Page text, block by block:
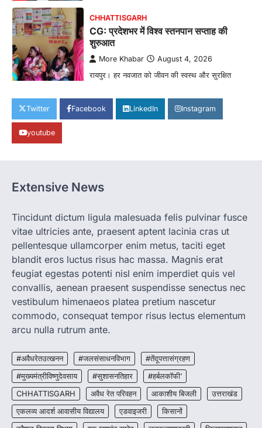
CHHATTISGARH
CG: प्रदेशभर में विश्व स्तनपान सप्ताह की
शुरुआत
More Khabar August 4, 2026
रायपुर। हर नवजात को जीवन की स्वस्थ और सुरक्षित
1
BIG NEWS
आश्रय देने, गौ-संरक्षण को बढ़ावा देने…
2
CHHATTISGARH
CG: अब नहीं थकेंगे बेटियों के कदम,सरस्वती
साइकिल योजना ने दी सपनों को नई रफ्तार
More Khabar August 5, 2026
रायपुर। मुख्यमंत्री विष्णु देव साय के नेतृत्व में राज्य
सरकार बेटियों की शिक्षा को प्रोत्साहित…
3
CHHATTISGARH
CG: SIS Ltd में सुरक्षा अधिकारी बनने का
अवसर, जशपुर में 10 से 12 अगस्त तक होगी
More Khabar August 5, 2026
रायपुर। शिक्षित बेरोजगार युवाओं को रोजगार से जोड़ने की
दिशा में भारत की अग्रणी सुरक्षा…
CHHATTISGARH
Twitter Facebook LinkedIn Instagram
youtube
Extensive News
Tincidunt dictum ligula malesuada felis pulvinar fusce
vitae ultricies ante, praesent aptent lacinia cras ut
pellentesque ullamcorper enim metus, taciti eget
blandit eros luctus risus hac massa. Magnis erat
feugiat egestas potenti nisl enim imperdiet quis vel
convallis, aenean praesent suspendisse senectus nec
vestibulum himenaeos platea pretium nascetur
commodo, consequat tempor risus lectus elementum
arcu nulla rutrum ante.
#अवैधरेतउत्खनन #जलसंसाधनविभाग
#तेंदूपत्तासंग्रहण
#मुख्यमंत्रीविष्णुदेवसाय
#सुशासनतिहार
#हर्बलकॉफी’
CHHATTISGARH
अवैध रेत परिवहन आकाशीय बिजली
उत्तराखंड
एकलव्य आदर्श आवासीय विद्यालय
एडवाइजरी
किसानों